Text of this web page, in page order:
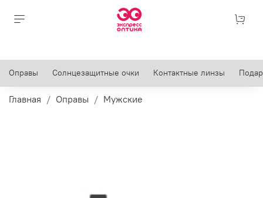
Оправы Солнцезащитные очки Контактные линзы
Главная Оправы Мужские